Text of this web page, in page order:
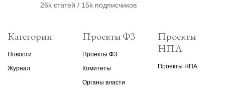
26k статей / 15k подписчиков
Категории
Новости
Журнал
Проекты ФЗ
Проекты ФЗ
Комитеты
Органы власти
Проекты
НПА
Проекты НПА